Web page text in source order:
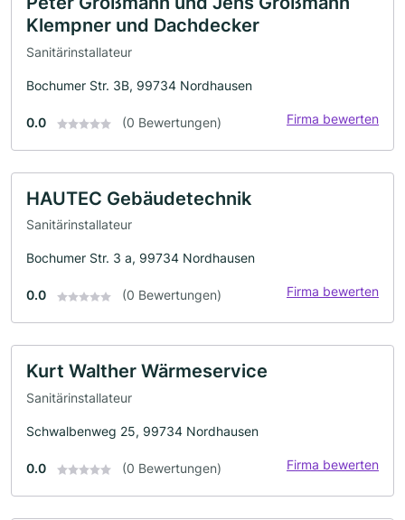
Klempner und Dachdecker
Sanitärinstallateur
Bochumer Str. 3B, 99734 Nordhausen
0.0 (0 Bewertungen) Firma bewerten
HAUTEC Gebäudetechnik
Sanitärinstallateur
Bochumer Str. 3 a, 99734 Nordhausen
0.0 (0 Bewertungen) Firma bewerten
Kurt Walther Wärmeservice
Sanitärinstallateur
Schwalbenweg 25, 99734 Nordhausen
0.0 (0 Bewertungen) Firma bewerten